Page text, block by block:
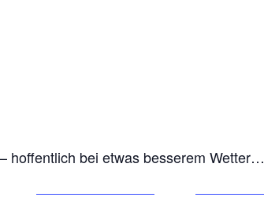
hoffentlich bei etwas besserem Wetter…